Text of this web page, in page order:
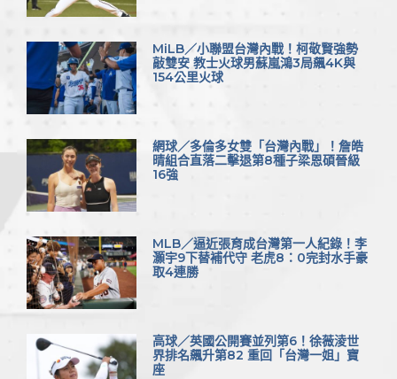
MiLB／小聯盟台灣內戰！柯敬賢強勢
敲雙安 教士火球男蘇嵐鴻3局飆4K與
154公里火球
網球／多倫多女雙「台灣內戰」！詹皓
晴組合直落二擊退第8種子梁恩碩晉級
16強
MLB／逼近張育成台灣第一人紀錄！李
灝宇9下替補代守 老虎8：0完封水手豪
取4連勝
高球／英國公開賽並列第6！徐薇淩世
界排名飆升第82 重回「台灣一姐」寶
座